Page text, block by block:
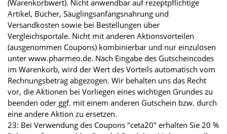
(Warenkorbwert). Nicht anwendbar auf rezeptpflichtige
Artikel, Bücher, Säuglingsanfangsnahrung und
Versandkosten sowie bei Bestellungen über
Vergleichsportale. Nicht mit anderen Aktionsvorteilen
(ausgenommen Coupons) kombinierbar und nur einzulösen
unter www.pharmeo.de. Nach Eingabe des Gutscheincodes
im Warenkorb, wird der Wert des Vorteils automatisch vom
Rechnungsbetrag abgezogen. Wir behalten uns das Recht
vor, die Aktionen bei Vorliegen eines wichtigen Grundes zu
beenden oder ggf. mit einem anderen Gutschein bzw. durch
eine andere Aktion zu ersetzen.
23: Bei Verwendung des Coupons "ceta20" erhalten Sie 20 %